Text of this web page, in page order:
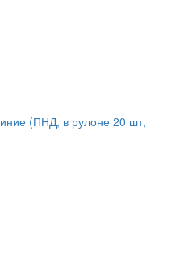
(ПНД, в рулоне 20 шт,